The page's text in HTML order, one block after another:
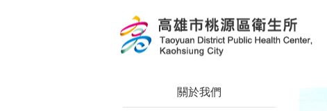
關於我們